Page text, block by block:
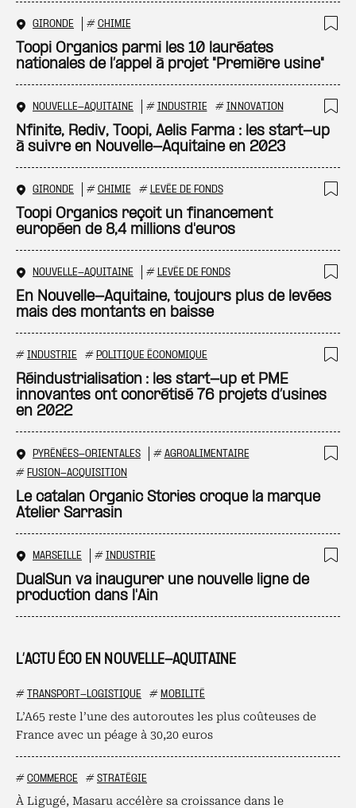
L’ACTU ÉCO EN NOUVELLE-AQUITAINE
# TRANSPORT-LOGISTIQUE # MOBILITÉ
L’A65 reste l’une des autoroutes les plus coûteuses de
France avec un péage à 30,20 euros
# COMMERCE # STRATÉGIE
À Ligugé, Masaru accélère sa croissance dans le
GIRONDE # CHIMIE
Toopi Organics parmi les 10 lauréates
nationales de l’appel à projet "Première usine"
NOUVELLE-AQUITAINE # INDUSTRIE # INNOVATION
Nfinite, Rediv, Toopi, Aelis Farma : les start-up
à suivre en Nouvelle-Aquitaine en 2023
GIRONDE # CHIMIE # LEVÉE DE FONDS
Toopi Organics reçoit un financement
européen de 8,4 millions d'euros
NOUVELLE-AQUITAINE # LEVÉE DE FONDS
En Nouvelle-Aquitaine, toujours plus de levées
mais des montants en baisse
# INDUSTRIE # POLITIQUE ÉCONOMIQUE
Réindustrialisation : les start-up et PME
innovantes ont concrétisé 76 projets d’usines
en 2022
PYRÉNÉES-ORIENTALES # AGROALIMENTAIRE
# FUSION-ACQUISITION
Le catalan Organic Stories croque la marque
Atelier Sarrasin
MARSEILLE # INDUSTRIE
DualSun va inaugurer une nouvelle ligne de
production dans l'Ain